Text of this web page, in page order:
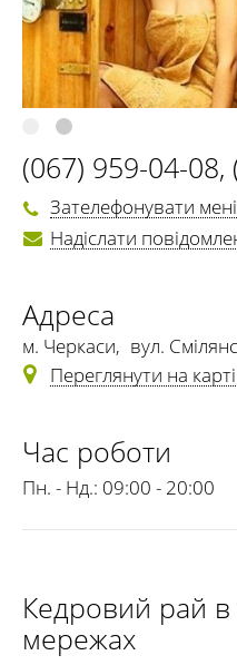
(067) 959-04-08,
Зателефонувати мені
Надіслати
Адреса
м. Черкаси, вул.
Переглянути на карті
Час роботи
Пн. - Нд.: 09:00 - 20:00
Кедровий рай в
мережах